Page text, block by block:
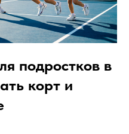
подростков в
корт и